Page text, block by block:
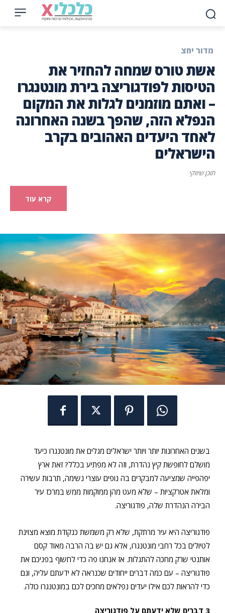
מדור יחצ
אשת טורס שמחה להחזיר את
הטיסות לפודגוריצה בירת מונטנגרו
– ואתם מוזמנים לגלות את המקום
הנפלא הזה, שהפך בשנה האחרונה
לאחד היעדים האהובים בקרב
הישראלים
תוכן שיווקי
קרא עוד
בשנים האחרונות יותר ויותר ישראלים מגלים את מונטנגרו כיעד
מושלם לחופשת קיץ נהדרת, וזה לא מפתיע בכלל? זאת ארץ
יפהפייה שמציעה למבקרים בה נופים עוצרי נשימה, תרבות עשירה
ומלאת אטרקציות – שלא מעט מהן ממוקמות ממש במרכז עיר
הבירה הנהדרת שלה, פודגוריצה.
פודגוריצה היא עיר מרתקת, שלא רק משמשת כנקודת מוצא מצוינת
לטיולים בכל רחבי מונטנגרו, אלא גם יש בה הרבה מאוד קסם
אותנטי שרק מחכה להתגלות. אז אנחנו פה כדי לחשוף בפניכם את
פודגוריצה – עם כמה דברים ייחודים שכנראה לא ידעתם עליה, וגם
כדי להראות לכם אילו יעדים נפלאים מחכים לכם במונטנגרו כולה.
3 דברים שלא ידעתם על פודגוריצה